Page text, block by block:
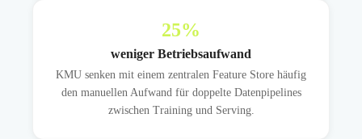
25%
weniger Betriebsaufwand
KMU senken mit einem zentralen Feature Store häufig
den manuellen Aufwand für doppelte Datenpipelines
zwischen Training und Serving.